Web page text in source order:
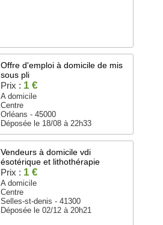
Offre d'emploi à domicile de mis
sous pli
Prix : 1 €
A domicile
Centre
Orléans - 45000
Déposée le 18/08 à 22h33
Vendeurs à domicile vdi
ésotérique et lithothérapie
Prix : 1 €
A domicile
Centre
Selles-st-denis - 41300
Déposée le 02/12 à 20h21